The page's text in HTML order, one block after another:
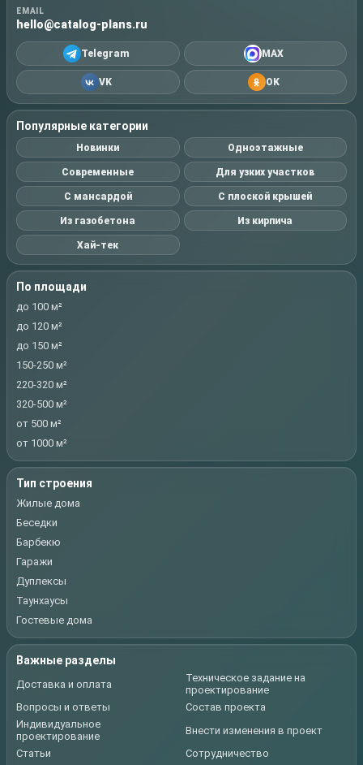
EMAIL
hello@catalog-plans.ru
Telegram MAX
VK OK
Популярные категории
Новинки Одноэтажные
Современные Для узких участков
С мансардой С плоской крышей
Из газобетона Из кирпича
Хай-тек
По площади
до 100 м²
до 120 м²
до 150 м²
150-250 м²
220-320 м²
320-500 м²
от 500 м²
от 1000 м²
Тип строения
Жилые дома
Беседки
Барбекю
Гаражи
Дуплексы
Таунхаусы
Гостевые дома
Важные разделы
Доставка и оплата
Техническое задание на
проектирование
Вопросы и ответы
Состав проекта
Индивидуальное
проектирование
Внести изменения в проект
Статьи
Сотрудничество